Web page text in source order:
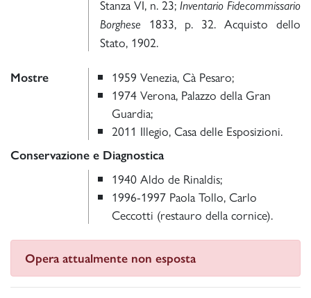
Stanza VI, n. 23; Inventario Fidecommissario
Borghese
1833, p. 32. Acquisto dello
Stato, 1902.
Mostre
1959 Venezia, Cà Pesaro;
1974 Verona, Palazzo della Gran
Guardia;
2011 Illegio, Casa delle Esposizioni.
Conservazione e Diagnostica
1940 Aldo de Rinaldis;
1996-1997 Paola Tollo, Carlo
Ceccotti (restauro della cornice).
Opera attualmente non esposta